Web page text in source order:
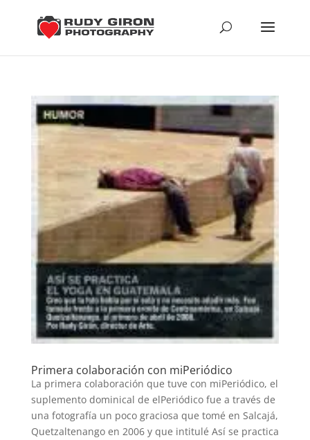
Primera colaboración con miPeriódico
La primera colaboración que tuve con miPeriódico, el
suplemento dominical de elPeriódico fue a través de
una fotografía un poco graciosa que tomé en Salcajá,
Quetzaltenango en 2006 y que intitulé Así se practica